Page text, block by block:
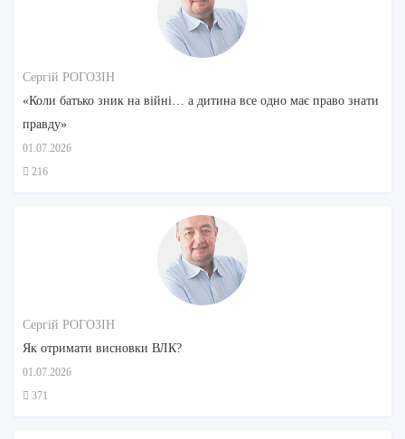
Сергій РОГОЗІН
«Коли батько зник на війні… а дитина все одно має право знати
правду»
01.07.2026
216
Сергій РОГОЗІН
Як отримати висновки ВЛК?
01.07.2026
371